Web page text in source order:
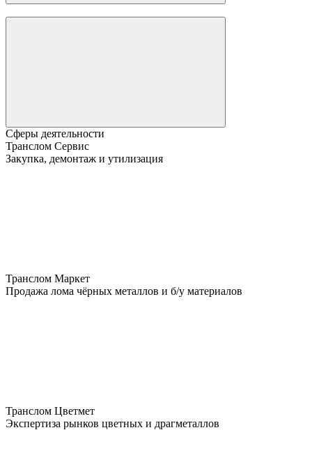
Сферы деятельности
Транслом Сервис
Закупка, демонтаж и утилизация
Транслом Маркет
Продажа лома чёрных металлов и б/у материалов
Транслом Цветмет
Экспертиза рынков цветных и драгметаллов